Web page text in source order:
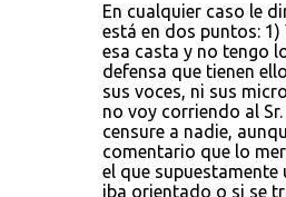
En cualquier caso le
está en dos puntos: 1)
esa casta y no tengo
defensa que tienen
sus voces, ni sus
no voy corriendo al
censure a nadie,
comentario que lo
el que supuestamente
iba orientado o si se